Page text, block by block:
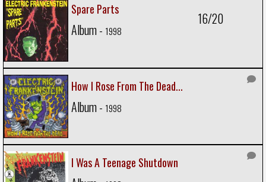
Spare Parts
Album - 1998
16/20
How I Rose From The Dead...
Album - 1998
I Was A Teenage Shutdown